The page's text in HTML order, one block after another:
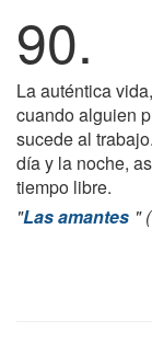
90.
La auténtica
cuando alguien
sucede al
día y la noche,
tiempo libre.
"Las amantes "